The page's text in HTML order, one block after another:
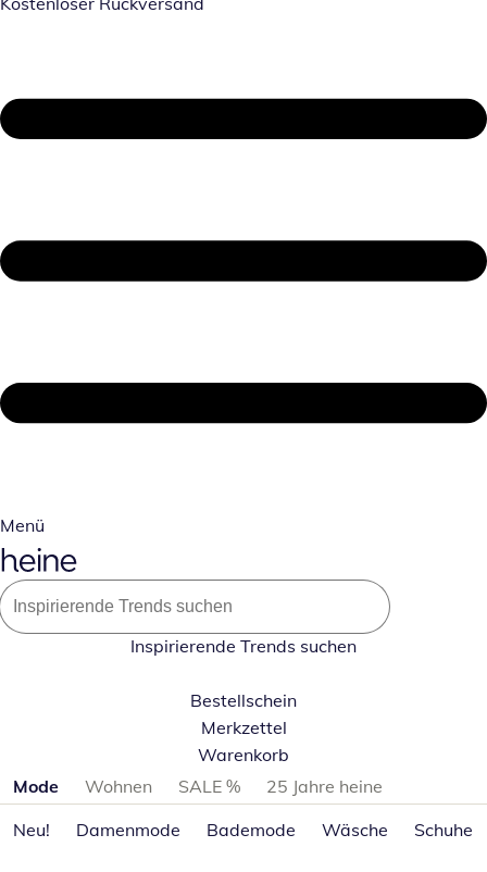
Menü
Inspirierende Trends suchen
Bestellschein
Merkzettel
Warenkorb
Produktkategorien überspringen
Mode Wohnen SALE %
25 Jahre heine
Neu!
Damenmode Bademode Wäsche Schuhe